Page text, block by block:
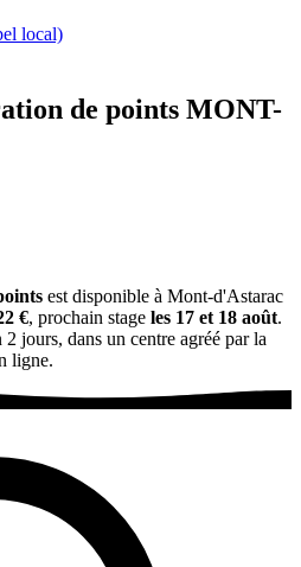
local)
de points MONT-
est disponible à Mont-d'Astarac
€, prochain stage les 17 et 18 août.
jours, dans un centre agréé par la
ligne.